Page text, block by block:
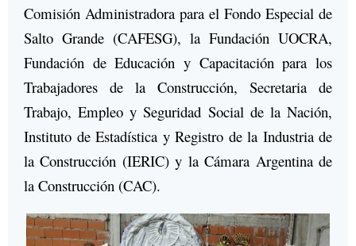
Comisión Administradora para el Fondo Especial de
Salto Grande (CAFESG), la Fundación UOCRA,
Fundación de Educación y Capacitación para los
Trabajadores de la Construcción, Secretaria de
Trabajo, Empleo y Seguridad Social de la Nación,
Instituto de Estadística y Registro de la Industria de
la Construcción (IERIC) y la Cámara Argentina de
la Construcción (CAC).